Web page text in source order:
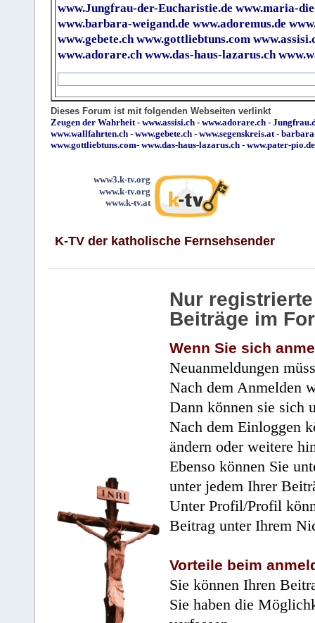
www.Jungfrau-der-Eucharistie.de www.maria-
www.barbara-weigand.de www.adoremus.de
www.gebete.ch www.gottliebtuns.com
www.adorare.ch www.das-haus-lazarus.ch
Dieses Forum ist mit folgenden Webseiten verlinkt
Zeugen der Wahrheit- www.assisi.ch - www.adorare.ch -
www.wallfahrten.ch - www.gebete.ch - www.segenskreis.at-
www.gottliebtuns.com- www.das-haus-lazarus.ch - www.pater-pio.de
www3.k-tv.org
www.k-tv.org
www.k-tv.at
K-TV der katholische Fernsehsender
Nur
Beiträge im
Wenn Sie sich
Neuanmeldungen
Nach dem Anmelden
Dann können sie sich
Nach dem Einloggen
ändern oder weitere
Ebenso können Sie
unter jedem Ihrer
Unter Profil/Profil
Beitrag unter Ihrem
Vorteile beim
Sie können Ihren
Sie haben die